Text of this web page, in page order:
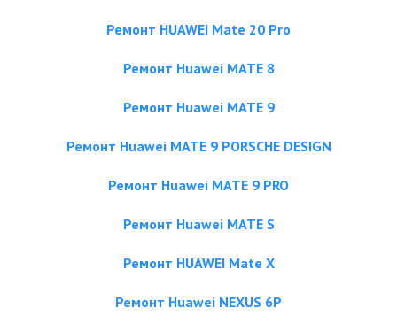
Ремонт HUAWEI Mate 20 Pro
Ремонт Huawei MATE 8
Ремонт Huawei MATE 9
Ремонт Huawei MATE 9 PORSCHE DESIGN
Ремонт Huawei MATE 9 PRO
Ремонт Huawei MATE S
Ремонт HUAWEI Mate X
Ремонт Huawei NEXUS 6P